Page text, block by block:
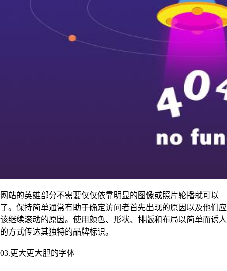
网站的英雄部分不需要仅仅依靠明显的图像或照片轮播就可以
了。保持简单通常有助于确定访问者首先出现的原因以及他们应
该继续滚动的原因。使用颜色、形状、排版和布局以简单而诱人
的方式传达其独特的品牌标识。
03.更大更大胆的字体